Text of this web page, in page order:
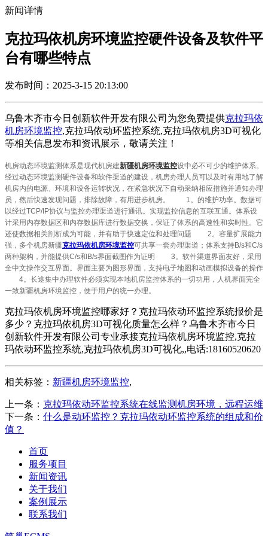
新闻详情
克拉玛依机房环境监控硬件设备及软件平
台有哪些特点
发布时间：2025-3-15 20:13:00
乌鲁木齐市今日创新软件开发有限公司为您免费提供克拉玛依
机房环境监控,克拉玛依动环监控系统,克拉玛依机房3D可视化
等相关信息发布和资讯展示，敬请关注！
机房动态环境监测体系是现代机房建新疆机房环境监控设中必不可少的维护体系。
经过动态环境监测硬件设备和软件渠道的建设，机房办理人员可以及时有用地了解
机房内的电源、环境和设备运转状况，在紧急状况下自动采纳相应措施并通知办理
员，然后快速发现问题，排除故障，有用进步机房。 1。的维护功率。数据可
以经过TCP/IP协议与监控办理渠道进行通讯。实现监控信息的互联互通。体系设
计采用内存数据区和内存数据库进行数据交换，保证了体系的高速性和实时性。它
还使数据相关剖析成为可能，并有助于快速定位和处理问题 2。容量扩展能力
强，多个机房新疆克拉玛依机房环境监控可共享一套办理渠道；体系支持B/s和C/s
两种架构，并能提供C/s和B/s界面截图作为证明 3。软件渠道界面友好，采用
全中文操作交互界面。界面主要为图形界面，支持电子地图和动画模拟设备的操作
4。长途集中办理软件必须实现本地机房监控体系的一切功用，人机界面完全
一致新疆机房环境监控 ，便于用户的统一办理。
克拉玛依机房环境监控哪家好？克拉玛依动环监控系统报价是
多少？克拉玛依机房3D可视化质量怎么样？乌鲁木齐市今日
创新软件开发有限公司专业承接克拉玛依机房环境监控,克拉
玛依动环监控系统,克拉玛依机房3D可视化,,电话:18160520620
相关标签： 新疆机房环境监控,
上一条： 克拉玛依动环监控系统在线监测机房环境，远程运维
下一条： 什么是动环监控？克拉玛依动环监控系统的组成和价
值？
首页
服务项目
新闻资讯
关于我们
案例展示
联系我们